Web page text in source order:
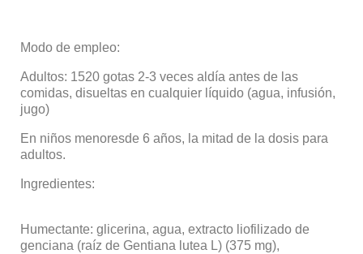
Modo de empleo:
Adultos: 1520 gotas 2-3 veces aldía antes de las
comidas, disueltas en cualquier líquido (agua, infusión,
jugo)
En niños menoresde 6 años, la mitad de la dosis para
adultos.
Ingredientes:
Humectante: glicerina, agua, extracto liofilizado de
genciana (raíz de Gentiana lutea L) (375 mg),